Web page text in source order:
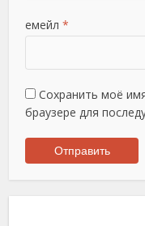
емейл *
Сохранить моё
браузере для